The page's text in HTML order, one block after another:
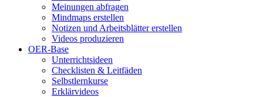
Meinungen abfragen
Mindmaps erstellen
Notizen und Arbeitsblätter erstellen
Videos produzieren
OER-Base
Unterrichtsideen
Checklisten & Leitfäden
Selbstlernkurse
Erklärvideos